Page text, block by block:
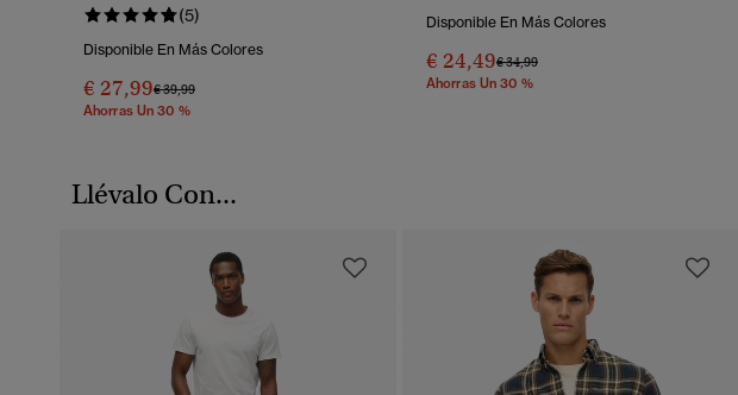
(5)
Disponible En Más Colores
€ 27,99Precio Rebajado De
€ 39,99A
Ahorras Un 30 %
Disponible En Más Colores
€ 24,49Precio Rebajado De
€ 34,99A
Ahorras Un 30 %
Llévalo Con...